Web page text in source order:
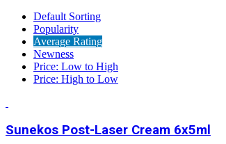
Default Sorting
Popularity
Average Rating
Newness
Price: Low to High
Price: High to Low
Sunekos Post-Laser Cream 6x5ml